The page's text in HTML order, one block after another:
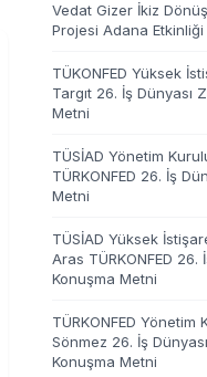
Vedat Gizer İkiz
Projesi Adana Etkinliği
TÜKONFED Yüksek
Targıt 26. İş Dünyası
Metni
TÜSİAD Yönetim
TÜRKONFED 26. İş
Metni
TÜSİAD Yüksek
Aras TÜRKONFED 26.
Konuşma Metni
TÜRKONFED Yönetim
Sönmez 26. İş
Konuşma Metni